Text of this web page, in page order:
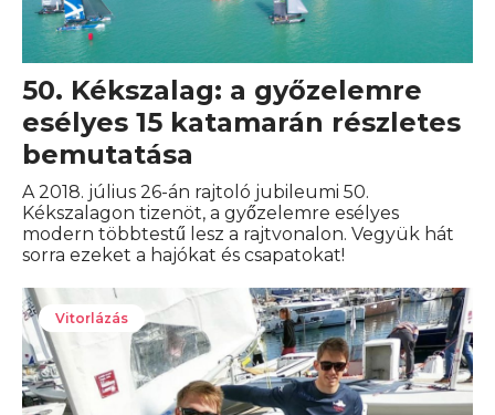
50. Kékszalag: a győzelemre
esélyes 15 katamarán részletes
bemutatása
A 2018. július 26-án rajtoló jubileumi 50.
Kékszalagon tizenöt, a győzelemre esélyes
modern többtestű lesz a rajtvonalon. Vegyük hát
sorra ezeket a hajókat és csapatokat!
Vitorlázás